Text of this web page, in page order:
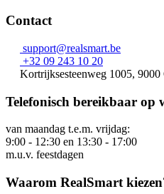
Contact
support@realsmart.be
+32 09 243 10 20
Kortrijksesteenweg 1005, 9000
Telefonisch bereikbaar op
van maandag t.e.m. vrijdag:
9:00 - 12:30 en 13:30 - 17:00
m.u.v. feestdagen
Waarom RealSmart